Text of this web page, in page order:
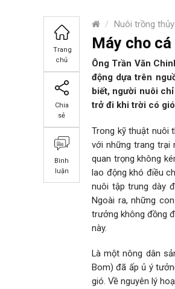
/ Nuôi trồng
Trang
chủ
Chia
sẻ
Bình
luận
​Máy cho
Ông Trần Văn
động dựa trên
biết, người nuôi
trở đi khi trời có
Trong kỹ thuật nuôi
với những trang trại
quan trọng không
lao động khó điều
nuôi tập trung dày
Ngoài ra, những
trưởng không đồng
này.
Là một nông dân
Bom) đã ấp ủ ý
gió. Về nguyên lý